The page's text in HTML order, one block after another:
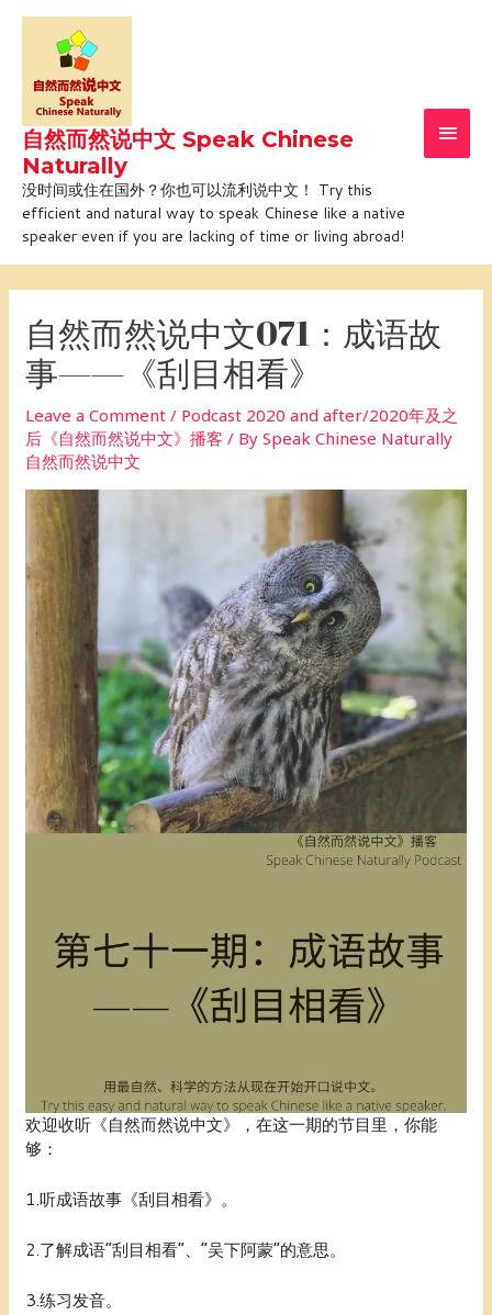
Skip
content
自然而然说中文 Speak Chinese
Naturally
没时间或住在国外？你也可以流利说中文！ Try this
efficient and natural way to speak Chinese like a native
speaker even if you are lacking of time or living abroad!
自然而然说中文071：成语故
事——《刮目相看》
Leave a Comment / Podcast 2020 and after/2020年及之
后《自然而然说中文》播客 / BySpeak Chinese Naturally
自然而然说中文
欢迎收听《自然而然说中文》，在这一期的节目里，你能
够：
1.听成语故事《刮目相看》。
2.了解成语“刮目相看”、“吴下阿蒙”的意思。
3.练习发音。